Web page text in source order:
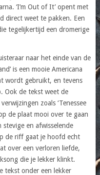
‘I’m Out of It’ opent met
direct weet te pakken. Een
tegelijkertijd een dromerige
naar het einde van de
is een mooie Americana
wordt gebruikt, en tevens
Ook de tekst weet de
zoals ‘Tenessee
de plaat mooi over te gaan
stevige en afwisselende
de riff gaat je hoofd echt
over een verloren liefde,
die je lekker klinkt.
tekst onder een lekker